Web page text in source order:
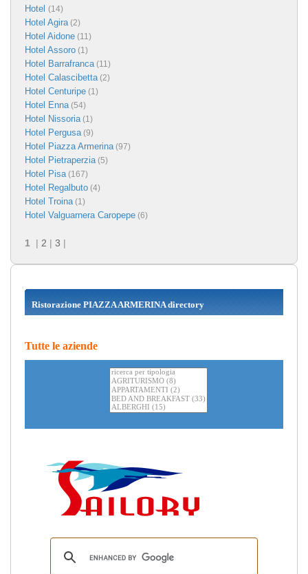
Hotel (14)
Hotel Agira(2)
Hotel Aidone (11)
Hotel Assoro (1)
Hotel Barrafranca(11)
Hotel Calascibetta(2)
Hotel Centuripe (1)
Hotel Enna(54)
Hotel Nissoria(1)
Hotel Pergusa(9)
Hotel Piazza Armerina(97)
Hotel Pietraperzia(5)
Hotel Pisa(167)
Hotel Regalbuto (4)
Hotel Troina(1)
Hotel Valguarnera Caropepe (6)
1 | 2 | 3 |
Ristorazione PIAZZA ARMERINA directory
Tutte le aziende